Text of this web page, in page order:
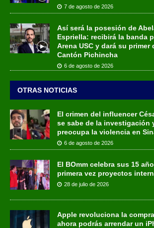
7 de agosto de 2026
Así será la posesión de
Espriella: recibirá la banda
Arena USC y dará su primer
Cantón Pichincha
6 de agosto de 2026
OTRAS NOTICIAS
El crimen del influencer
se sabe de la investigación
preocupa la violencia en
6 de agosto de 2026
El BOmm celebra sus 15
primera vez proyectos
28 de julio de 2026
Apple revoluciona la
ahora podrás arrendar un